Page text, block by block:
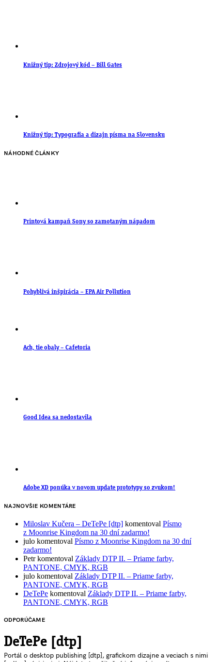
Knižný tip: Zdrojový kód – Bill Gates
Knižný tip: Typografia a dizajn písma na Slovensku
NÁHODNÉ ČLÁNKY
Printová kampaň Sony so zamotaným nápadom
Pohyblivá inšpirácia – EPA Air Pollution
Ach, tie obaly – Cafetoria
Good Idea sa nedostavila
Adobe XD ponúka v novom update prototypy so zvukom!
NAJNOVŠIE KOMENTÁRE
Miloslav Kučera – DeTePe [dtp] komentoval Písmo
z Moonrise Kingdom na 30 dní zadarmo!
julo komentoval Písmo z Moonrise Kingdom na 30 dní
zadarmo!
Petrkomentoval Základy DTP II. – Priame farby,
PANTONE, CMYK, RGB
julo komentoval Základy DTP II. – Priame farby,
PANTONE, CMYK, RGB
DeTePe komentoval Základy DTP II. – Priame farby,
PANTONE, CMYK, RGB
ODPORÚČAME
DeTePe [dtp]
Portál o desktop publishing [dtp], grafickom dizajne a veciach s nimi